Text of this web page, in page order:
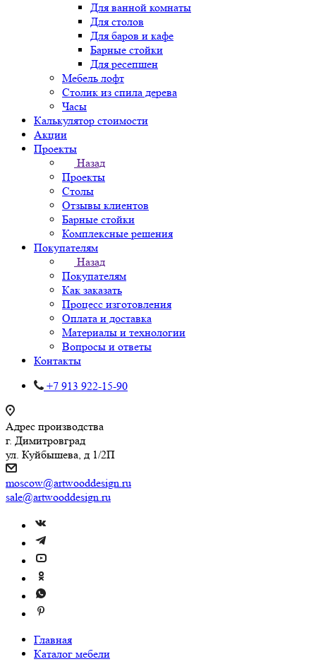
Для ванной комнаты
Для столов
Для баров и кафе
Барные стойки
Для ресепшен
Мебель лофт
Столик из спила дерева
Часы
Калькулятор стоимости
Акции
Проекты
Назад
Проекты
Столы
Отзывы клиентов
Барные стойки
Комплексные решения
Покупателям
Назад
Покупателям
Как заказать
Процесс изготовления
Оплата и доставка
Материалы и технологии
Вопросы и ответы
Контакты
+7 913 922-15-90
Адрес производства
г. Димитровград
ул. Куйбышева, д 1/2П
moscow@artwooddesign.ru
sale@artwooddesign.ru
Главная
Каталог мебели